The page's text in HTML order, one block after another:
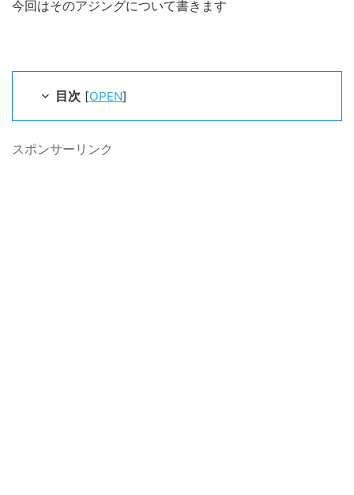
今回はそのアジングについて書きます
目次 [OPEN]
スポンサーリンク